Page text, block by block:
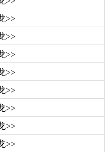
>>
>>
>>
>>
>>
>>
>>
>>